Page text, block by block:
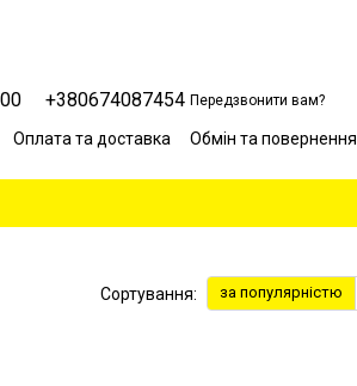
+380674087454 Передзвонити вам?
Оплата та доставка
Обмін та повернення
Сортування: за популярністю